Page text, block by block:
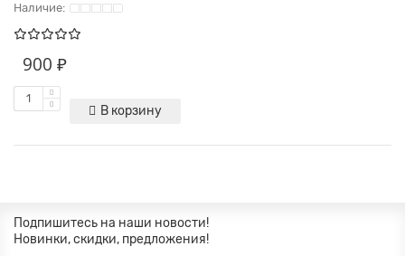
Наличие:
900 ₽
В корзину
Подпишитесь на наши новости!
Новинки, скидки, предложения!